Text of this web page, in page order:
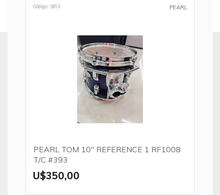
Código: 3813 PEARL
PEARL TOM 10" REFERENCE 1 RF1008
T/C #393
U$350,00